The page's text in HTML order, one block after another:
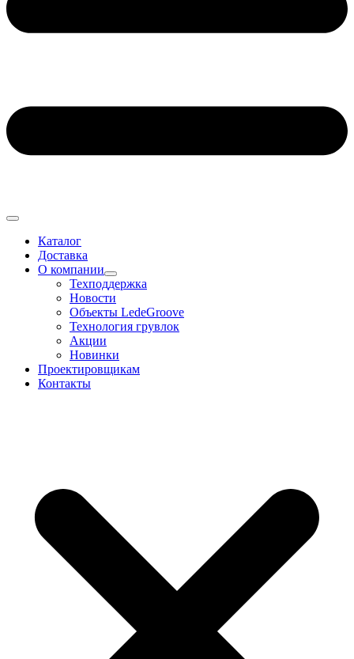
Каталог
Доставка
О компании
Техподдержка
Новости
Объекты LedeGroove
Технология грувлок
Акции
Новинки
Проектировщикам
Контакты